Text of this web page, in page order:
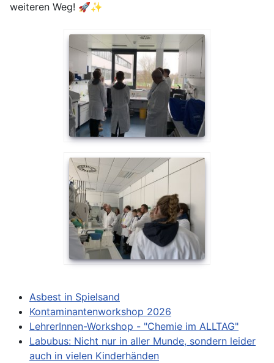
weiteren Weg! 🚀✨
Asbest in Spielsand
Kontaminantenworkshop 2026
LehrerInnen-Workshop - "Chemie im ALLTAG"
Labubus: Nicht nur in aller Munde, sondern leider
auch in vielen Kinderhänden